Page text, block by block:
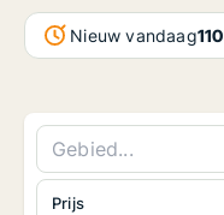
Nieuw vandaag110
Prijs